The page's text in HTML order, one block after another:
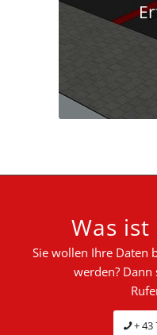
Was
Sie wollen Ihre Daten
werden? Dann
+ 43